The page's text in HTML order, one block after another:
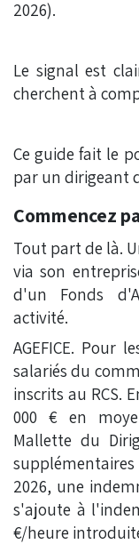
2026).
Le signal est
cherchent à
Ce guide fait le
par un dirigeant
Commencez
Tout part de là.
via son
d'un Fonds
activité.
AGEFICE. Pour
salariés du
inscrits au RCS.
000 € en
Mallette du
2026, une
s'ajoute à
€/heure